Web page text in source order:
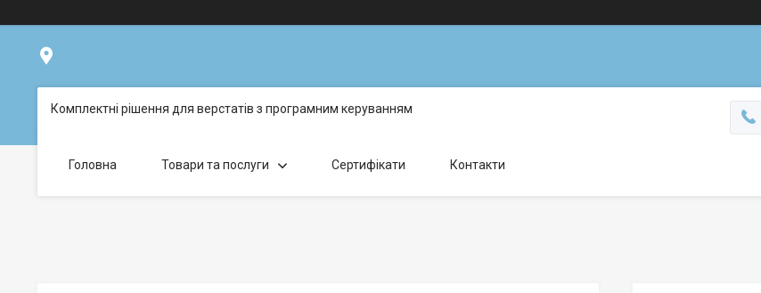
Комплектні рішення для верстатів з програмним керуванням
Головна Товари та послуги Сертифікати Контакти